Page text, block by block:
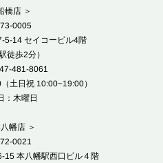
橋店 ＞
0005
5-14 セイコービル4階
徒歩2分）
481-8061
土日祝 10:00~19:00）
：木曜日
幡店 ＞
0021
15 本八幡駅西口ビル４階